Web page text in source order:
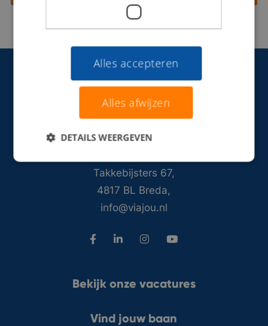
Takkebijsters 67,
4817 BL Breda,
info@viajou.nl
Bekijk onze vacatures
Vind jouw baan
Alles accepteren
Alles afwijzen
DETAILS WEERGEVEN